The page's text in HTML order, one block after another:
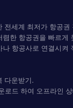
전세계 최저가 항공권
렴한 항공권을 빠르게
나 항공사로 연결시켜
다운받기.
로드 하여 오프라인